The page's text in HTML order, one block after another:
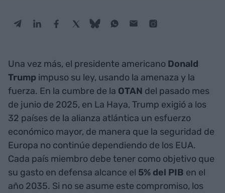
Una vez más, el presidente americano Donald
Trump impuso su ley, usando la amenaza y la
fuerza. En la cumbre de la OTAN del pasado mes
de junio de 2025, en La Haya, Trump exigió a los
32 países de la alianza atlántica un esfuerzo
económico mayor, de manera que la seguridad de
Europa no continúe dependiendo de los EUA.
Cada país miembro debe tener como objetivo que
su gasto en defensa alcance el 5% del PIB en el
año 2035. Si no se asume este compromiso, los